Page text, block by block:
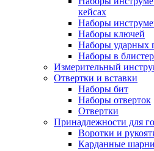
кейсах
Наборы
Наборы ключей
Наборы ударных
Наборы в
Измерительный
Отвертки и вставки
Наборы бит
Наборы отверток
Отвертки
Принадлежности для
Воротки и
Карданные